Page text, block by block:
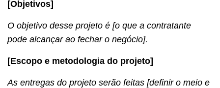
[Objetivos]
O objetivo desse projeto é [o que a contratante
pode alcançar ao fechar o negócio].
[Escopo e metodologia do projeto]
As entregas do projeto serão feitas [definir o meio e